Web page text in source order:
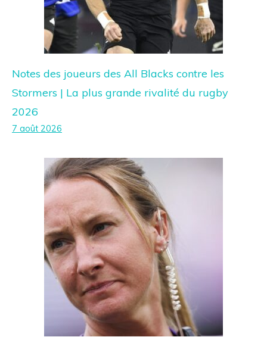
Notes des joueurs des All Blacks contre les
Stormers | La plus grande rivalité du rugby
2026
7 août 2026